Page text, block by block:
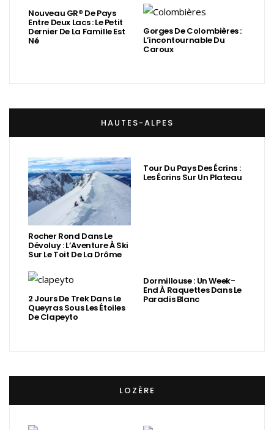
Nouveau GR® De Pays
Entre Deux Lacs : Le Petit
Dernier De La Famille Est
Né
Gorges De Colombières :
L’incontournable Du
Caroux
HAUTES-ALPES
Rocher Rond Dans Le
Dévoluy : L’Aventure À Ski
Sur Le Toit De La Drôme
Tour Du Pays Des Écrins :
Les Écrins Sur Un Plateau
2 Jours De Trek Dans Le
Queyras Sous Les Étoiles
De Clapeyto
Dormillouse : Un Week-
End À Raquettes Dans Le
Paradis Blanc
LOZÈRE